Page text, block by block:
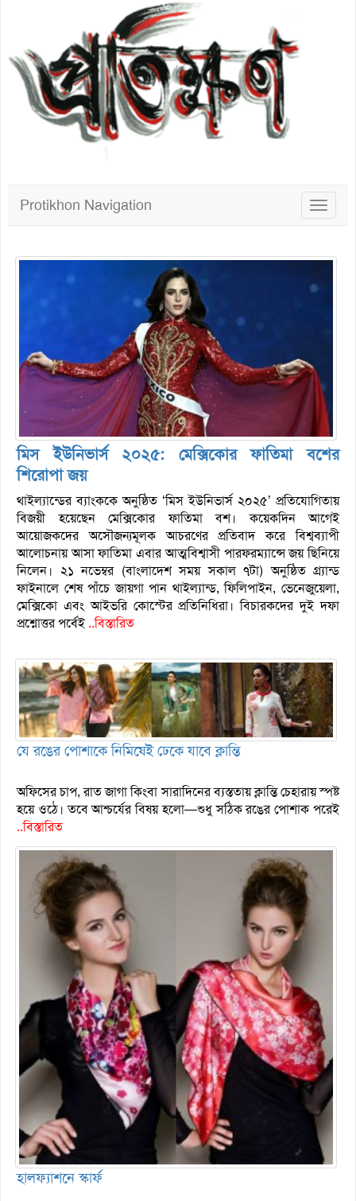
Toggle
Protikhon Navigation
মিস ইউনিভার্স ২০২৫: মেক্সিকোর ফাতিমা বশের
শিরোপা জয়
থাইল্যান্ডের ব্যাংককে অনুষ্ঠিত ‘মিস ইউনিভার্স ২০২৫’ প্রতিযোগিতায়
বিজয়ী হয়েছেন মেক্সিকোর ফাতিমা বশ। কয়েকদিন আগেই
আয়োজকদের অসৌজন্যমূলক আচরণের প্রতিবাদ করে বিশ্বব্যাপী
আলোচনায় আসা ফাতিমা এবার আত্মবিশ্বাসী পারফরম্যান্সে জয় ছিনিয়ে
নিলেন। ২১ নভেম্বর (বাংলাদেশ সময় সকাল ৭টা) অনুষ্ঠিত গ্র্যান্ড
ফাইনালে শেষ পাঁচে জায়গা পান থাইল্যান্ড, ফিলিপাইন, ভেনেজুয়েলা,
মেক্সিকো এবং আইভরি কোস্টের প্রতিনিধিরা। বিচারকদের দুই দফা
প্রশ্নোত্তর পর্বেই..বিস্তারিত
যে রঙের পোশাকে নিমিষেই ঢেকে যাবে ক্লান্তি
অফিসের চাপ, রাত জাগা কিংবা সারাদিনের ব্যস্ততায় ক্লান্তি চেহারায় স্পষ্ট
হয়ে ওঠে। তবে আশ্চর্যের বিষয় হলো—শুধু সঠিক রঙের পোশাক পরেই
..বিস্তারিত
হালফ্যাশনে স্কার্ফ